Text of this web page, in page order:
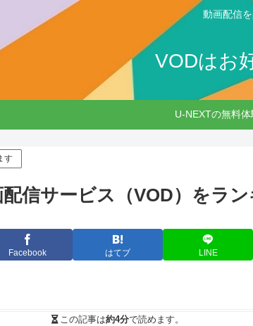
動画配信
VODはお
U-NEXTの無料
す
信サービス（VOD）をラン
Facebook はてブ LINE
この記事は約4分で読めます。